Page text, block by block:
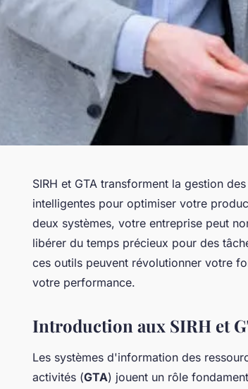
SIRH et GTA transforment la gestion
intelligentes pour optimiser votre
deux systèmes, votre entreprise peut
libérer du temps précieux pour des
ces outils peuvent révolutionner votre
votre performance.
Introduction aux SIRH et
Les systèmes d'information des
activités (GTA) jouent un rôle